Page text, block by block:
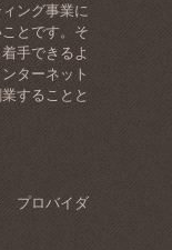
ング事業に
とです。そ
手できるよ
ターネット
することと
プロバイダ